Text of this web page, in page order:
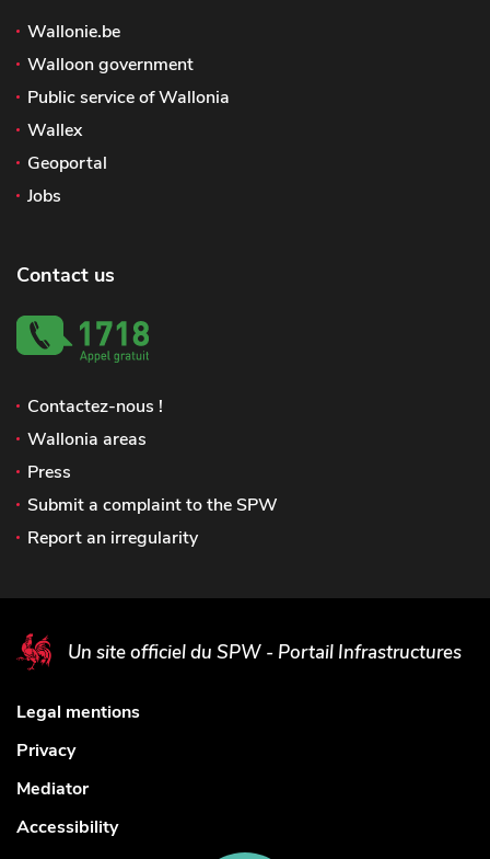
Wallonie.be
Walloon government
Public service of Wallonia
Wallex
Geoportal
Jobs
Contact us
Contactez-nous !
Wallonia areas
Press
Submit a complaint to the SPW
Report an irregularity
Un site officiel du SPW - Portail Infrastructures
Legal mentions
Privacy
Mediator
Accessibility